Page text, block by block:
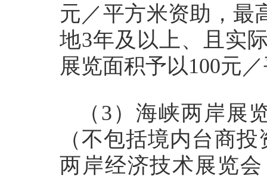
元／平方米资助，最
地3年及以上、且实
展览面积予以100元
（3）海峡两岸展
（不包括境内台商
两岸经济技术展览